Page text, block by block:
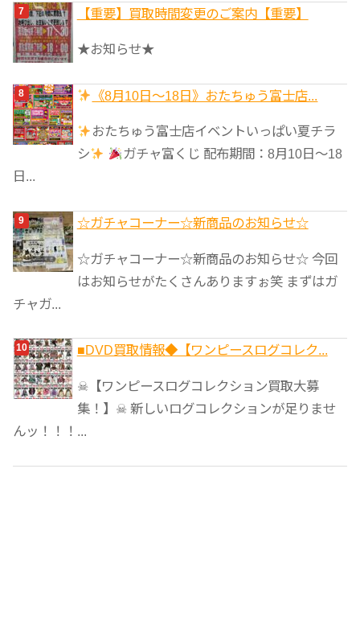
【重要】買取時間変更のご案内【重要】
★お知らせ★
《8月10日～18日》おたちゅう富士店...
おたちゅう富士店イベントいっぱい夏チラ
シ
ガチャ富くじ 配布期間：8月10日～18
日...
☆ガチャコーナー☆新商品のお知らせ☆
☆ガチャコーナー☆新商品のお知らせ☆ 今回
はお知らせがたくさんありますぉ笑 まずはガ
チャガ...
■DVD買取情報◆【ワンピースログコレク...
☠【ワンピースログコレクション買取大募
集！】☠ 新しいログコレクションが足りませ
んッ！！！...